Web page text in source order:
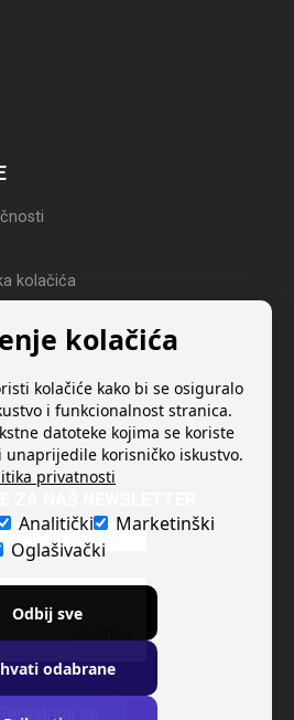
kolačića
Registriraj se
kolačića
kolačiće kako bi se osiguralo
i funkcionalnost stranica.
datoteke kojima se koriste
unaprijedile korisničko iskustvo.
privatnosti
Analitički
Marketinški
Oglašivački
Odbij sve
odabrane